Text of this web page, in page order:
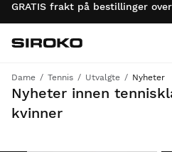
GRATIS frakt på bestillinger
Gå til
Siroko.com
Dame Tennis Utvalgte Nyheter
Nyheter innen
kvinner
Oppdag den nyeste tenniskolleksjonen for å trene og konkurrere på ditt beste.